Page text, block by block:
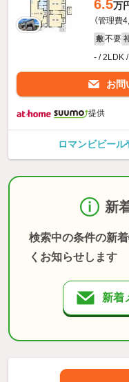
6.5万
（管理費
敷 不要
- / 2LDK
お問
提供
ロマンビビー
新
検索中の条件の新
くお知らせします
新着